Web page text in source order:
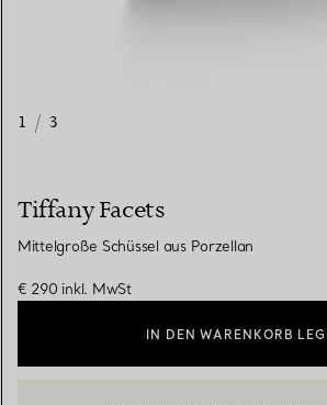
1 / 3
Tiffany Facets
Mittelgroße Schüssel aus Porzellan
€ 290 inkl. MwSt
IN DEN WARENKORB